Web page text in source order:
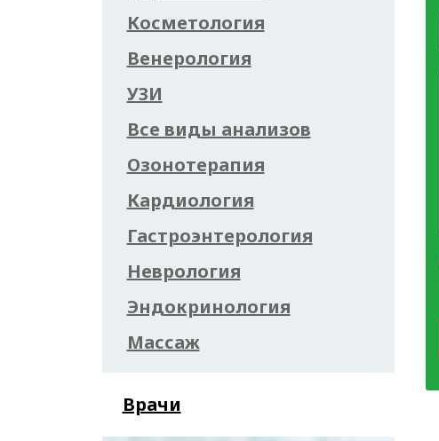
Косметология
Венерология
УЗИ
Все виды анализов
Озонотерапия
Кардиология
Гастроэнтерология
Неврология
Эндокринология
Массаж
Врачи